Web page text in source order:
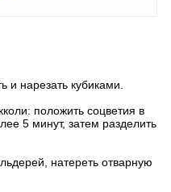
и нарезать кубиками.
положить соцветия в
5 минут, затем разделить
натереть отварную